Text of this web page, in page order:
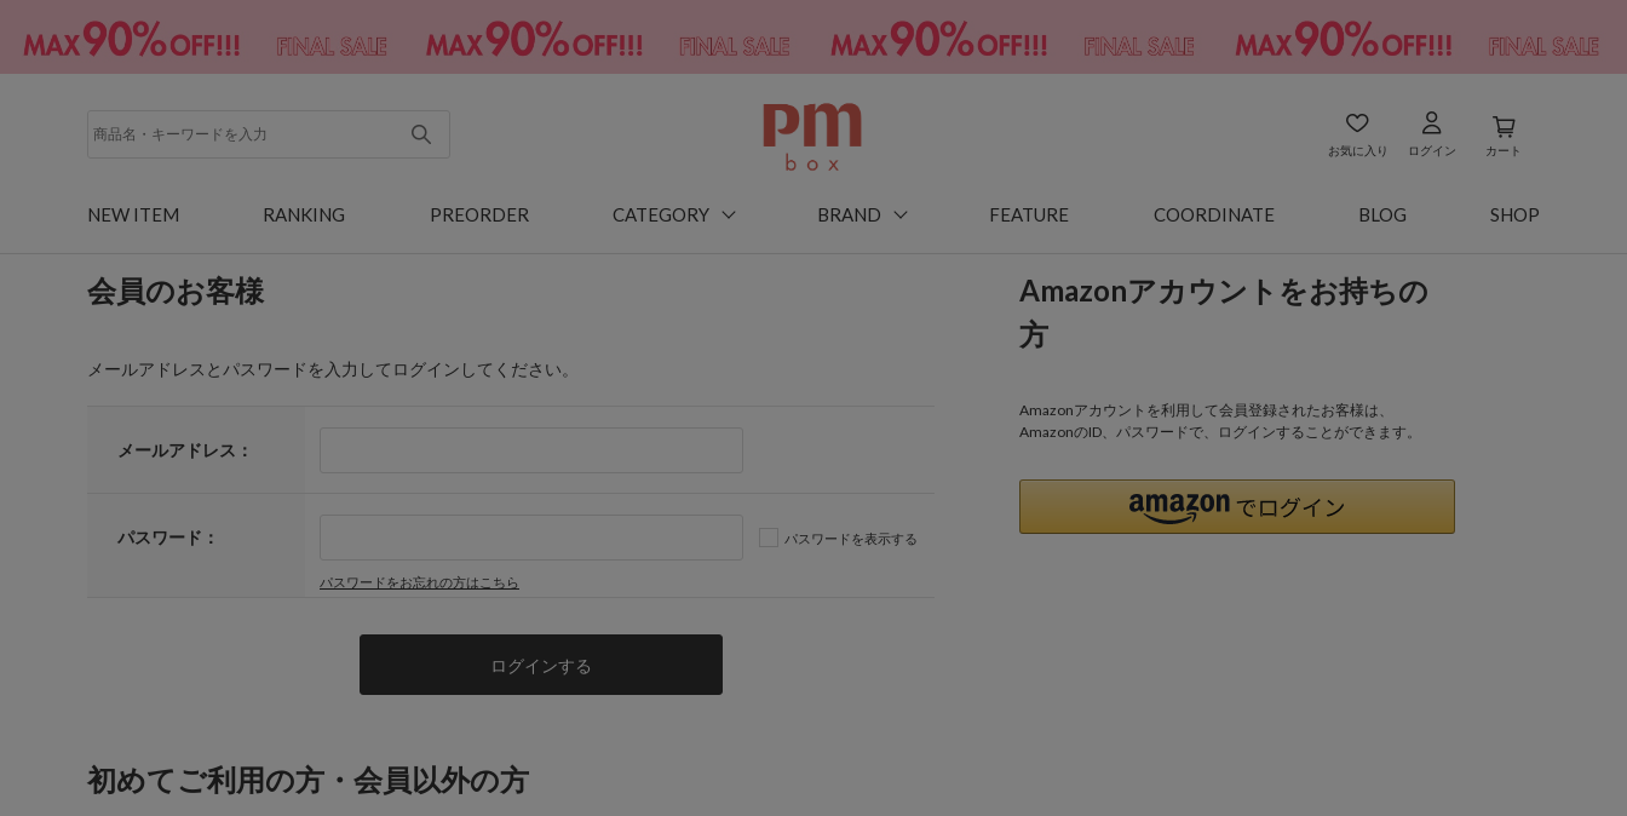
お気に入り ログイン カート
NEW ITEM RANKING PREORDER CATEGORY BRAND FEATURE COORDINATE BLOG SHOP
会員のお客様
メールアドレスとパスワードを入力してログインしてください。
メールアドレス：
パスワード： パスワードを表示する
パスワードをお忘れの方はこちら
Amazonアカウントをお持ちの
方
Amazonアカウントを利用して会員登録されたお客様は、
AmazonのID、パスワードで、ログインすることができます。
初めてご利用の方・会員以外の方